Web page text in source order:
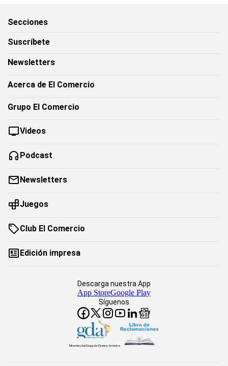
Secciones
Suscríbete
Newsletters
Acerca de El Comercio
Grupo El Comercio
Videos
Podcast
Newsletters
Juegos
Club El Comercio
Edición impresa
Síguenos
Descarga nuestra App
App StoreGoogle Play
Miembro del Grupo de Diarios América